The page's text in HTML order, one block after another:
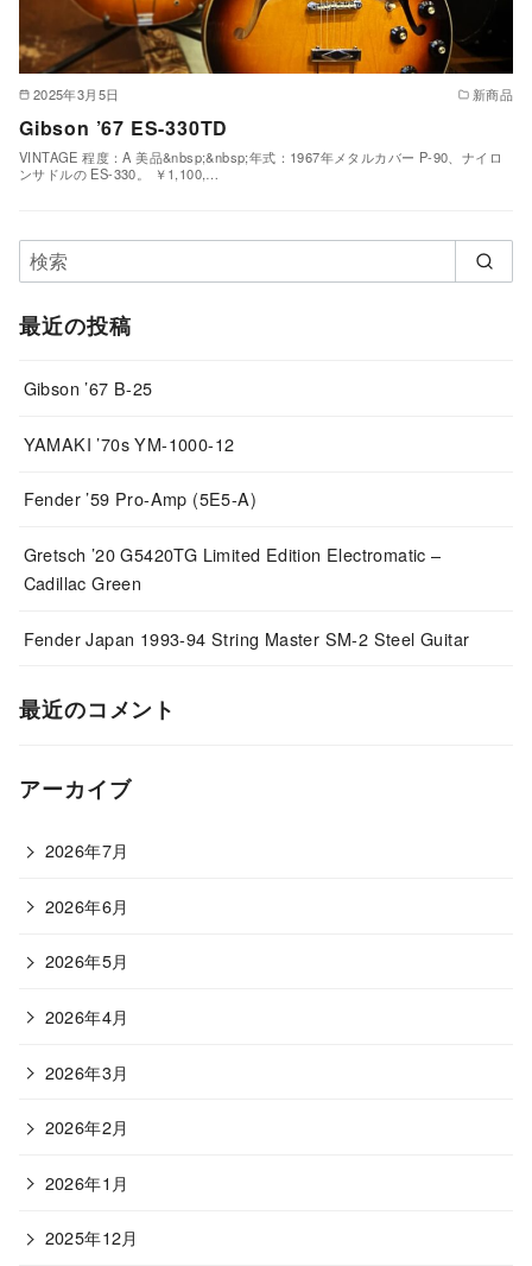
2025年3月5日 新商品
Gibson ’67 ES-330TD
VINTAGE 程度：A 美品&nbsp;&nbsp;年式：1967年メタルカバー P-90、ナイロ
ンサドルの ES-330。 ￥1,100,…
最近の投稿
Gibson ’67 B-25
YAMAKI ’70s YM-1000-12
Fender ’59 Pro-Amp (5E5-A)
Gretsch ’20 G5420TG Limited Edition Electromatic –
Cadillac Green
Fender Japan 1993-94 String Master SM-2 Steel Guitar
最近のコメント
アーカイブ
2026年7月
2026年6月
2026年5月
2026年4月
2026年3月
2026年2月
2026年1月
2025年12月